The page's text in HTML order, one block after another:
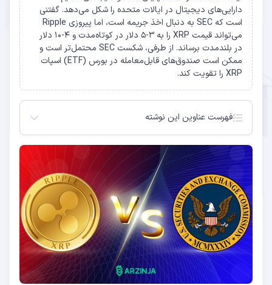
دارایی‌های دیجیتال در ایالات متحده را شکل می‌دهد. گفتنی
است که SEC به دنبال اخذ جریمه است، اما پیروزی Ripple
می‌تواند قیمت XRP را به ۳-۵ دلار در کوتاه‌مدت و ۴-۱۰ دلار
در بلندمدت برساند. از طرفی، شکست SEC محتمل‌تر است و
ممکن است صندوق‌های قابل‌معامله در بورس (ETF) اسپات
XRP را تقویت کند.
فهرست عناوین این نوشته
تأثیر احتمالی بر قیمت XRP
انتظارات بعدی چیست؟